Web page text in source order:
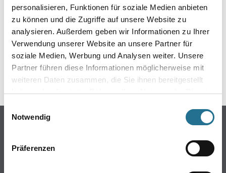
personalisieren, Funktionen für soziale Medien anbieten
zu können und die Zugriffe auf unsere Website zu
analysieren. Außerdem geben wir Informationen zu Ihrer
Verwendung unserer Website an unsere Partner für
soziale Medien, Werbung und Analysen weiter. Unsere
Partner führen diese Informationen möglicherweise mit
weiteren Daten zusammen, die Sie ihnen bereitgestellt
haben oder die sie im Rahmen Ihrer Nutzung der Dienste
Einwilligungsauswahl
Notwendig
Präferenzen
Keine Sorge, wir pinseln schon an der Lösung und
werden das Problem so schnell wie möglich beheben.
Erkunden Sie in der Zwischenzeit unseren Online-Shop
und lassen Sie sich inspirieren.
ZURÜCK ZUM ONLINE-SHOP
Online-Shop